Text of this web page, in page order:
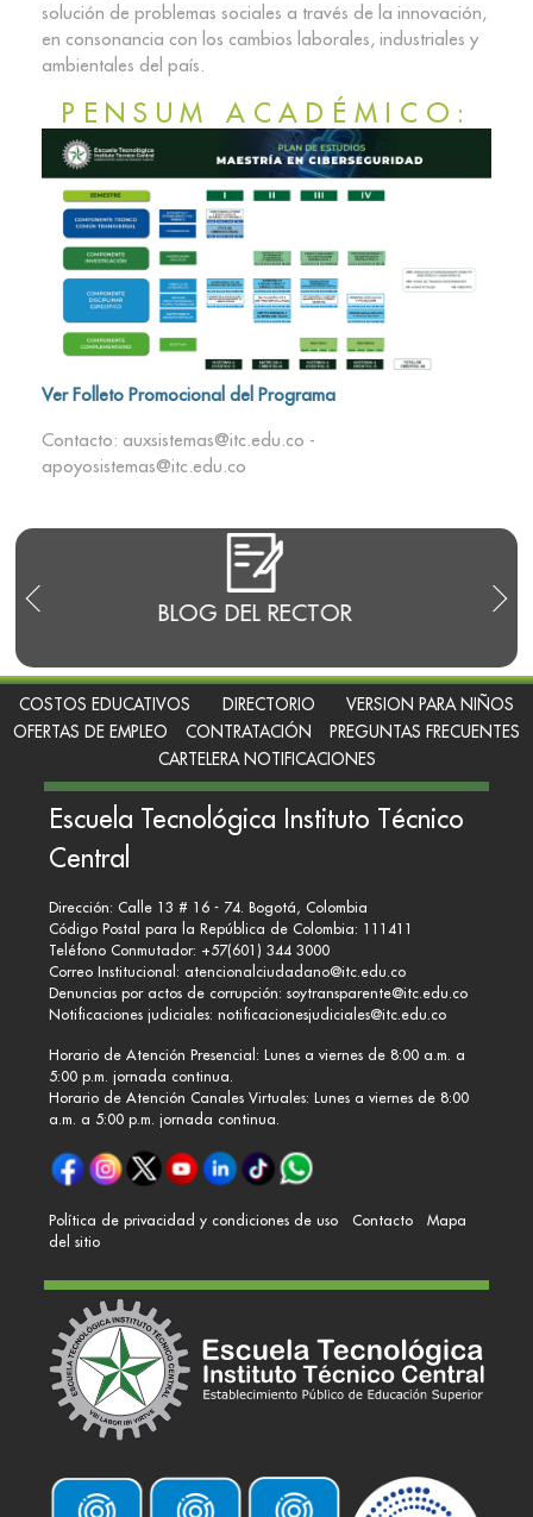
BLOG DEL RECTOR
solución de problemas sociales a través de la innovación,
en consonancia con los cambios laborales, industriales y
ambientales del país.
PENSUM ACADÉMICO:
Ver Folleto Promocional del Programa
Contacto: auxsistemas@itc.edu.co -
apoyosistemas@itc.edu.co
COSTOS EDUCATIVOS DIRECTORIO
VERSION PARA NIÑOS
OFERTAS DE EMPLEO
CONTRATACIÓN
PREGUNTAS FRECUENTES
CARTELERA NOTIFICACIONES
Escuela Tecnológica Instituto Técnico
Central
Dirección: Calle 13 # 16 - 74. Bogotá, Colombia
Código Postal para la República de Colombia: 111411
Teléfono Conmutador: +57(601) 344 3000
Correo Institucional: atencionalciudadano@itc.edu.co
Denuncias por actos de corrupción: soytransparente@itc.edu.co
Notificaciones judiciales: notificacionesjudiciales@itc.edu.co
Horario de Atención Presencial: Lunes a viernes de 8:00 a.m. a
5:00 p.m. jornada continua.
Horario de Atención Canales Virtuales: Lunes a viernes de 8:00
a.m. a 5:00 p.m. jornada continua.
Política de privacidad y condiciones de uso Contacto
Mapa
del sitio